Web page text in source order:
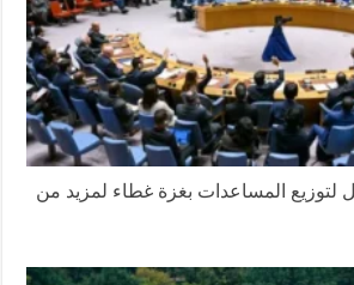
لتوزيع المساعدات بغزة غطاء لمزيد من